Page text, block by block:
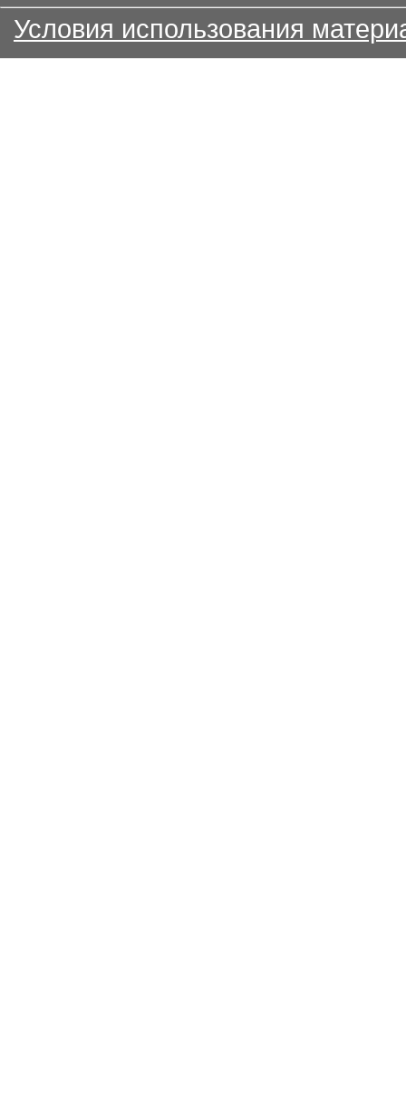
Условия использования